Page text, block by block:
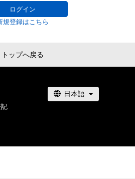
ログイン
規登録はこちら
トップへ戻る